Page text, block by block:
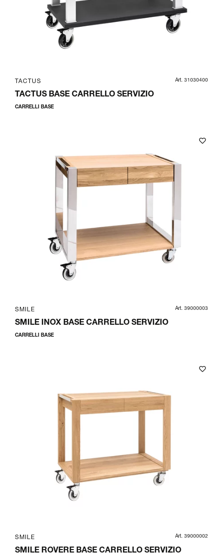
TACTUS Art. 31030400
TACTUS BASE CARRELLO SERVIZIO
CARRELLI BASE
SMILE Art. 39000003
SMILE INOX BASE CARRELLO SERVIZIO
CARRELLI BASE
SMILE Art. 39000002
SMILE ROVERE BASE CARRELLO SERVIZIO